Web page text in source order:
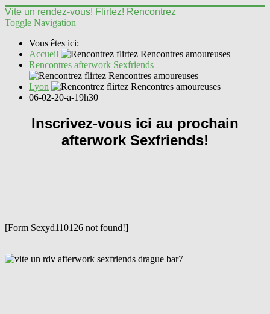
Vite un rendez-vous! Flirtez! Rencontrez
Toggle Navigation
Vous êtes ici:
Accueil
Rencontres afterwork Sexfriends
Lyon
06-02-20-a-19h30
Inscrivez-vous ici au prochain
afterwork Sexfriends!
[Form Sexyd110126 not found!]